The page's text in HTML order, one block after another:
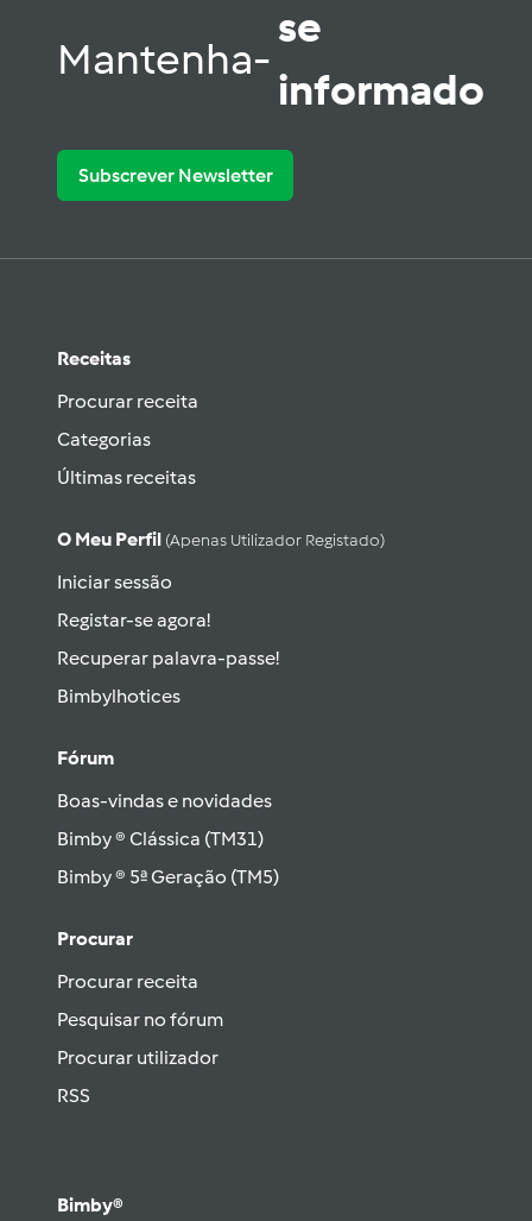
Mantenha-
se
informado
Subscrever Newsletter
Receitas
Procurar receita
Categorias
Últimas receitas
O Meu Perfil (apenas Utilizador Registado)
Iniciar sessão
Registar-se agora!
Recuperar palavra-passe!
Bimbylhotices
Fórum
Boas-vindas e novidades
Bimby ® Clássica (TM31)
Bimby ® 5ª Geração (TM5)
Procurar
Procurar receita
Pesquisar no fórum
Procurar utilizador
RSS
Bimby®